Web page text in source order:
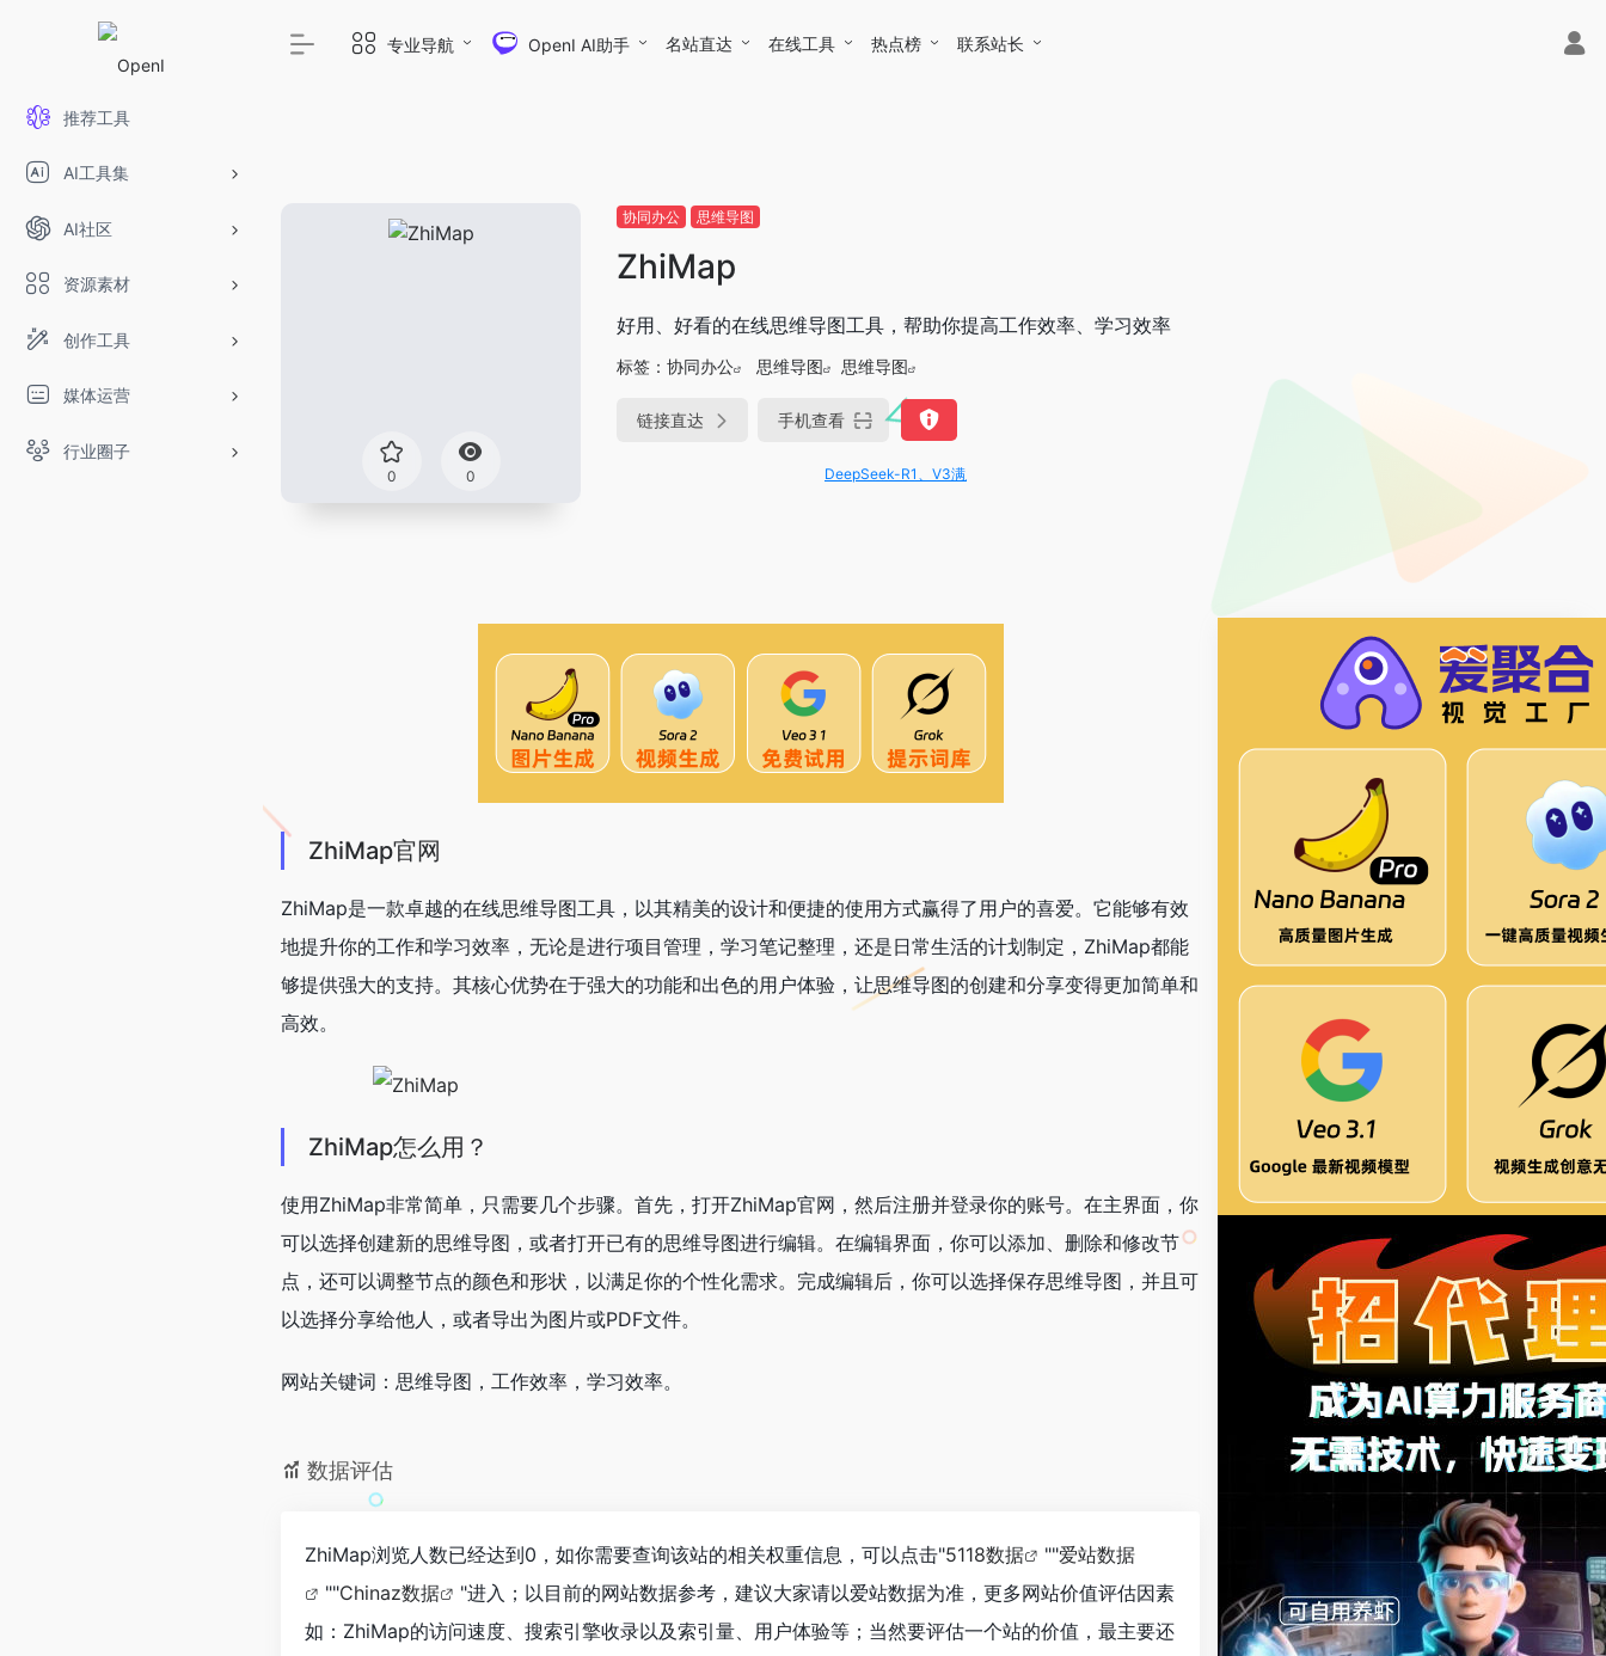
推荐工具
AI工具集
AI社区
资源素材
创作工具
媒体运营
行业圈子
专业导航 OpenI AI助手 名站直达 在线工具 热点榜 联系站长
0 0
协同办公 思维导图
ZhiMap
好用、好看的在线思维导图工具，帮助你提高工作效率、学习效率
标签： 协同办公 思维导图 思维导图
链接直达 手机查看
DeepSeek-R1、V3满血版免费用！- 字节Trae即可编程又可聊天
ZhiMap官网
ZhiMap是一款卓越的在线思维导图工具，以其精美的设计和便捷的使用方式赢得了用户的喜爱。它能够有效
地提升你的工作和学习效率，无论是进行项目管理，学习笔记整理，还是日常生活的计划制定，ZhiMap都能
够提供强大的支持。其核心优势在于强大的功能和出色的用户体验，让思维导图的创建和分享变得更加简单和
高效。
ZhiMap怎么用？
使用ZhiMap非常简单，只需要几个步骤。首先，打开ZhiMap官网，然后注册并登录你的账号。在主界面，你
可以选择创建新的思维导图，或者打开已有的思维导图进行编辑。在编辑界面，你可以添加、删除和修改节
点，还可以调整节点的颜色和形状，以满足你的个性化需求。完成编辑后，你可以选择保存思维导图，并且可
以选择分享给他人，或者导出为图片或PDF文件。
网站关键词：思维导图，工作效率，学习效率。
数据评估
ZhiMap浏览人数已经达到0，如你需要查询该站的相关权重信息，可以点击"5118数据 ""爱站数据
""Chinaz数据
"进入；以目前的网站数据参考，建议大家请以爱站数据为准，更多网站价值评估因素
如：ZhiMap的访问速度、搜索引擎收录以及索引量、用户体验等；当然要评估一个站的价值，最主要还